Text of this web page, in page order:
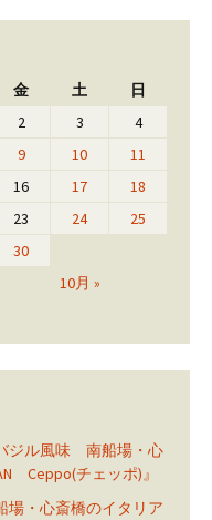
金 土 日
10月 »
2 3
4
9 10
11
16 17
18
23 24
25
30
ジル風味 南船場・心
Ceppo(チェッポ)』
・心斎橋のイタリア